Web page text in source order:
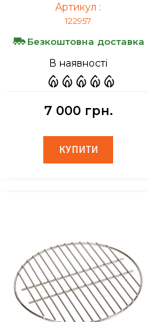
Артикул :
122957
Безкоштовна доставка
В наявності
7 000 грн.
КУПИТИ
КУПИТИ